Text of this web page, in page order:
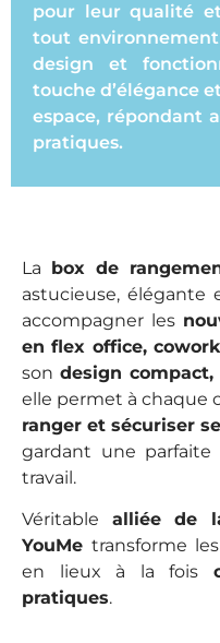
pour leur qualité
tout
design et
touche d’élégance
espace, répondant
pratiques.
La box de
astucieuse, élégante
accompagner les
en flex office,
son design
elle permet à chaque
ranger et sécuriser
gardant une parfaite
travail.
Véritable alliée de
YouMe transforme
en lieux à la fois
pratiques.